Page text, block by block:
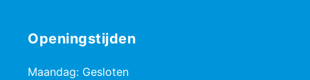
Openingstijden
Maandag: Gesloten